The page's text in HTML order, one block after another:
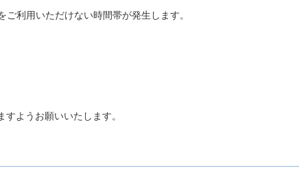
利用いただけない時間帯が発生します。
ようお願いいたします。